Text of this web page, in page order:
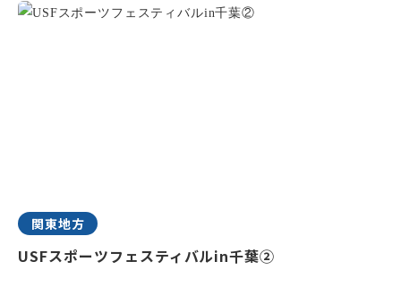
関東地方
USFスポーツフェスティバルin千葉②